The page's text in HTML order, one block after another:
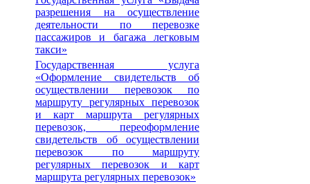
разрешения на осуществление
деятельности по перевозке
пассажиров и багажа легковым
такси»
Государственная услуга
«Оформление свидетельств об
осуществлении перевозок по
маршруту регулярных перевозок
и карт маршрута регулярных
перевозок, переоформление
свидетельств об осуществлении
перевозок по маршруту
регулярных перевозок и карт
маршрута регулярных перевозок»